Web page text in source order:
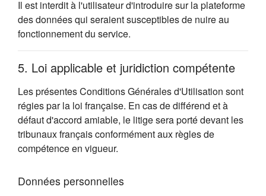
Il est interdit à l'utilisateur d'introduire sur la plateforme
des données qui seraient susceptibles de nuire au
fonctionnement du service.
5. Loi applicable et juridiction compétente
Les présentes Conditions Générales d'Utilisation sont
régies par la loi française. En cas de différend et à
défaut d'accord amiable, le litige sera porté devant les
tribunaux français conformément aux règles de
compétence en vigueur.
Données personnelles